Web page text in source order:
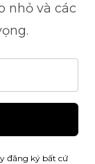
nhỏ và các
đăng ký bất cứ